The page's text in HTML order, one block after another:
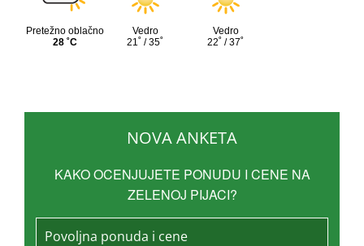
NOVA ANKETA
KAKO OCENJUJETE PONUDU I CENE NA
ZELENOJ PIJACI?
Povoljna ponuda i cene